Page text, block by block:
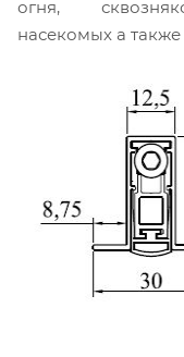
огня,
насекомых а